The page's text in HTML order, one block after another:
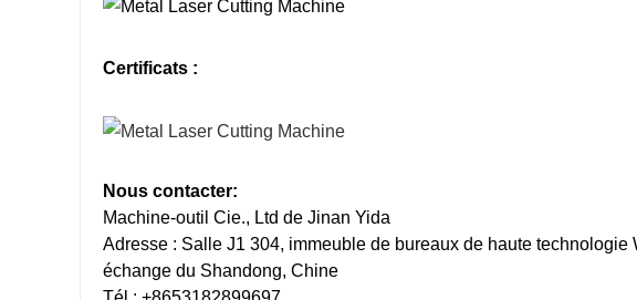
Certificats :
Nous contacter:
Machine-outil Cie., Ltd de Jinan Yida
Adresse : Salle J1 304, immeuble de bureaux de haute
échange du Shandong, Chine